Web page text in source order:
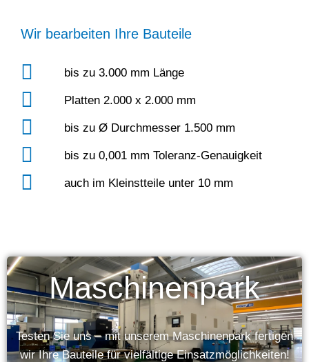
Wir bearbeiten Ihre Bauteile
bis zu 3.000 mm Länge
Platten 2.000 x 2.000 mm
bis zu Ø Durchmesser 1.500 mm
bis zu 0,001 mm Toleranz-Genauigkeit
auch im Kleinstteile unter 10 mm
Maschinenpark
Testen Sie uns – mit unserem Maschinenpark fertigen
wir Ihre Bauteile für vielfältige Einsatzmöglichkeiten!